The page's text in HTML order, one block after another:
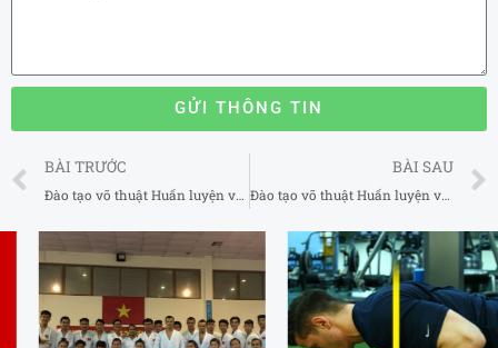
GỬI THÔNG TIN
Prev
BÀI TRƯỚC
Đào tạo võ thuật Huấn luyện viên MMA uy tín tại Bình Thạnh TP Hồ Chí Minh
BÀI SAU
Đào tạo võ thuật Huấn luyện viên MMA uy tín tại Phú Nhuận TP Hồ Chí Minh